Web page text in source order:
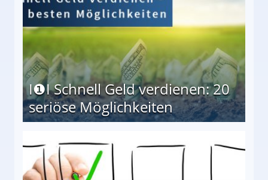
I❶I Schnell Geld verdienen: 20
seriöse Möglichkeiten